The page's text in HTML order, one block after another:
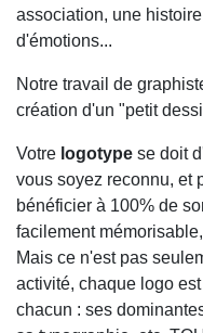
association, une
d'émotions...
Notre travail de
création d'un "petit
Votre logotype se doit
vous soyez reconnu, et
bénéficier à 100% de
facilement
Mais ce n'est pas
activité, chaque logo
chacun : ses